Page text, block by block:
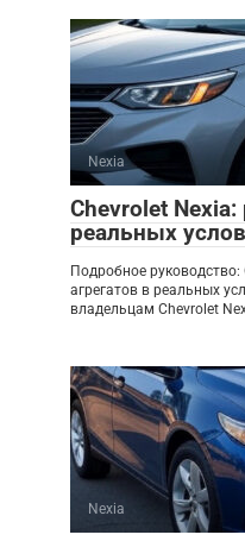
Nexia
Chevrolet Nexia:
реальных
Подробное руководство:
агрегатов в реальных
владельцам Chevrolet
Nexia